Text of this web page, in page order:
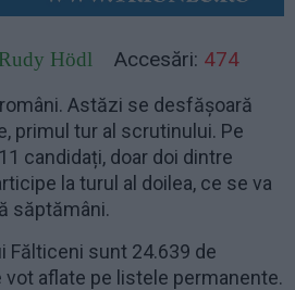
Rudy Hödl Accesări: 474
Astăzi se desfășoară
primul tur al scrutinului. Pe
candidați, doar doi dintre
la turul al doilea, ce se va
săptămâni.
Fălticeni sunt 24.639 de
aflate pe listele permanente.